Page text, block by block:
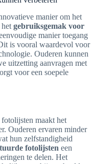
manier om het
gebruiksgemak voor
manier toegang
is vooral waardevol voor
Ouderen kunnen
uitzetting aanvragen met
voor een soepele
maakt het
Ouderen ervaren minder
hun zelfstandigheid
fotolijsten een
te delen. Het